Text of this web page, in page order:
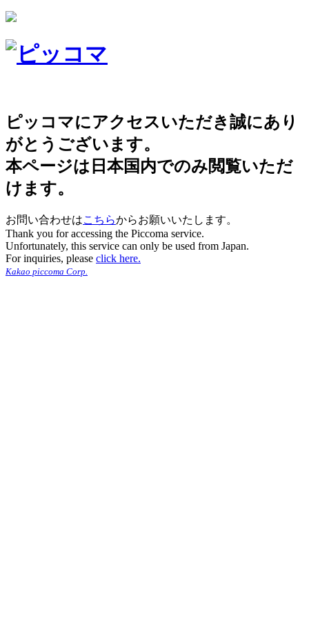
ピッコマにアクセスいただき誠にあり
がとうございます。
本ページは日本国内でのみ閲覧いただ
けます。
お問い合わせはこちらからお願いいたします。
Thank you for accessing the Piccoma service.
Unfortunately, this service can only be used from Japan.
For inquiries, please click here.
Kakao piccoma Corp.